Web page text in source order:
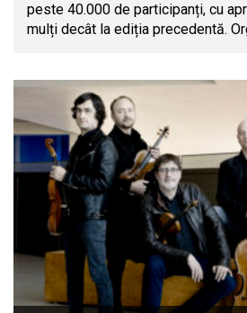
peste 40.000 de participanți, cu
mulți decât la ediția precedentă.